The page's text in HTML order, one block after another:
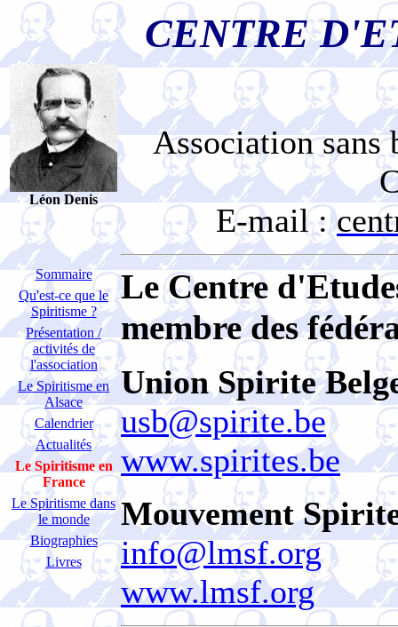
Léon Denis
CENTRE
Association
E-mail :
Sommaire
Qu'est-ce que le
Spiritisme ?
Présentation /
activités de
l'association
Le Spiritisme en
Alsace
Calendrier
Actualités
Le Spiritisme en
France
Le Spiritisme dans
le monde
Biographies
Livres
Le Centre
membre des
Union Spirite
usb@spirite.be
www.spirites.be
Mouvement
info@lmsf.org
www.lmsf.org